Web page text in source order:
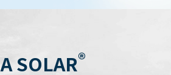
SOLAR®